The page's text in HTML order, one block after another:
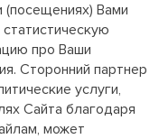
Вами
про Ваши
Сторонний партнер
услуги,
Сайта благодаря
может